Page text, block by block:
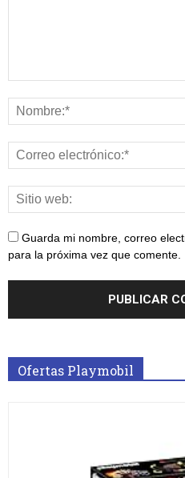
Guarda mi nombre, correo
para la próxima vez que comente.
Ofertas Playmobil